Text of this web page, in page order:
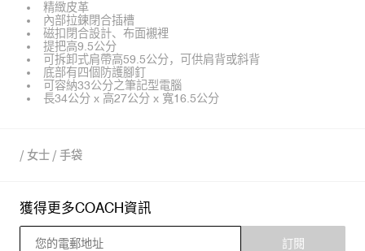
精緻皮革
內部拉鍊閉合插槽
磁扣閉合設計、布面襯裡
提把高9.5公分
可拆卸式肩帶高59.5公分，可供肩背或斜背
底部有四個防護腳釘
可容納33公分之筆記型電腦
長34公分 x 高27公分 x 寬16.5公分
/ 女士 / 手袋
獲得更多COACH資訊
訂閱